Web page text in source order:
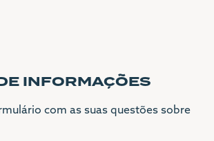
INFORMAÇÕES
com as suas questões sobre